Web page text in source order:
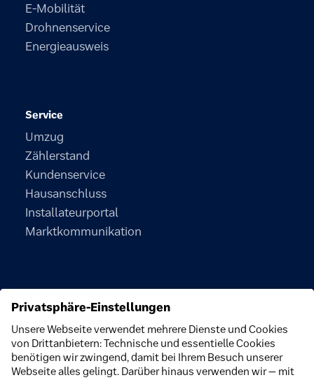
E-Mobilität
Drohnenservice
Energieausweis
Service
Umzug
Zählerstand
Kundenservice
Hausanschluss
Installateurportal
Marktkommunikation
Unternehmen
Über uns
Nachhaltigkeit
Engagement